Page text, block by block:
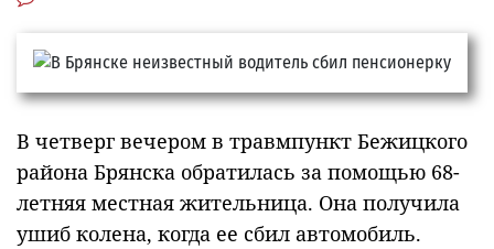
В четверг вечером в травмпункт Бежицкого
района Брянска обратилась за помощью 68-
летняя местная жительница. Она получила
ушиб колена, когда ее сбил автомобиль.